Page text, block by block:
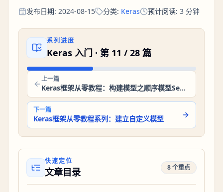
发布日期: 2024-08-15 分类: Keras 预计阅读: 3 分钟
系列进度
Keras 入门 · 第 11 /28 篇
上一篇
Keras框架从零教程：构建模型之顺序模型Sequential
下一篇
Keras框架从零教程系列：建立自定义模型
快速定位
文章目录 8 个重点